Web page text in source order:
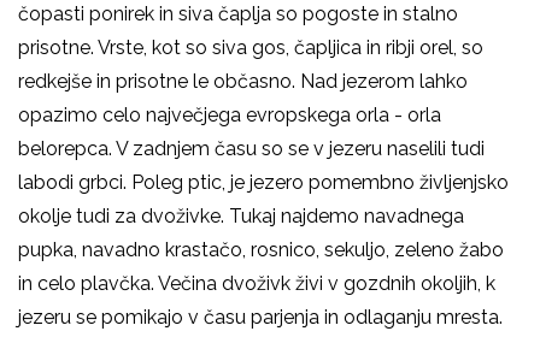
čopasti ponirek in siva čaplja so pogoste in stalno
prisotne. Vrste, kot so siva gos, čapljica in ribji orel, so
redkejše in prisotne le občasno. Nad jezerom lahko
opazimo celo največjega evropskega orla - orla
belorepca. V zadnjem času so se v jezeru naselili tudi
labodi grbci. Poleg ptic, je jezero pomembno življenjsko
okolje tudi za dvoživke. Tukaj najdemo navadnega
pupka, navadno krastačo, rosnico, sekuljo, zeleno žabo
in celo plavčka. Večina dvoživk živi v gozdnih okoljih, k
jezeru se pomikajo v času parjenja in odlaganju mresta.